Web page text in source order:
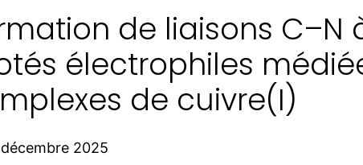
de liaisons C–N
électrophiles
de cuivre(I)
décembre 2025